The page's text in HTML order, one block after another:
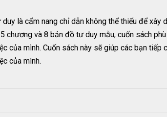
là cẩm nang chỉ dẫn không thể thiếu để xây
chương và 8 bản đồ tư duy mẫu, cuốn sách
của mình. Cuốn sách này sẽ giúp các bạn tiếp
của mình.